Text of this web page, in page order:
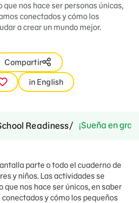
que nos hace ser personas únicas,
conectados y cómo los
a crear un mundo mejor.
Compartir
in English
Readiness ¡Sueña en
parte o todo el cuaderno de
y niños. Las actividades se
que nos hace ser únicos, en saber
y cómo los pequeños